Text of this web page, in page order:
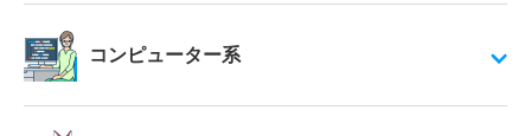
コンピューター系